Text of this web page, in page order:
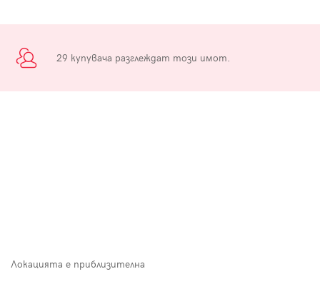
29 купувача разглеждат този имот.
Локацията е приблизителна